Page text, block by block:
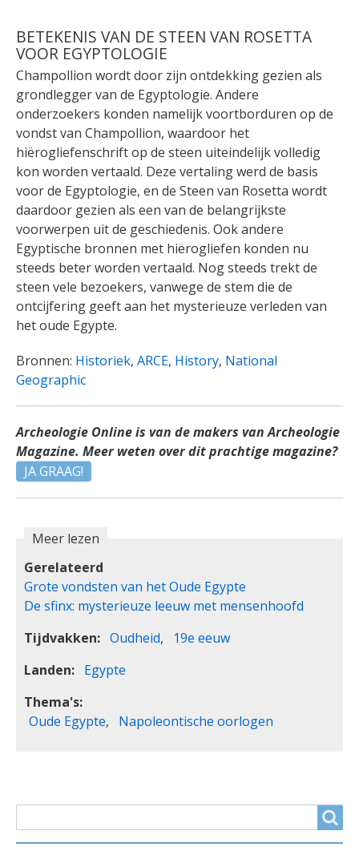
BETEKENIS VAN DE STEEN VAN ROSETTA
VOOR EGYPTOLOGIE
Champollion wordt door zijn ontdekking gezien als
grondlegger van de Egyptologie. Andere
onderzoekers konden namelijk voortborduren op de
vondst van Champollion, waardoor het
hiërogliefenschrift op de steen uiteindelijk volledig
kon worden vertaald. Deze vertaling werd de basis
voor de Egyptologie, en de Steen van Rosetta wordt
daardoor gezien als een van de belangrijkste
voorwerpen uit de geschiedenis. Ook andere
Egyptische bronnen met hiërogliefen konden nu
steeds beter worden vertaald. Nog steeds trekt de
steen vele bezoekers, vanwege de stem die de
ontcijfering geeft aan het mysterieuze verleden van
het oude Egypte.
Bronnen: Historiek, ARCE, History, National
Geographic
Archeologie Online is van de makers van Archeologie
Magazine. Meer weten over dit prachtige magazine?
JA GRAAG!
Meer lezen
Gerelateerd
Grote vondsten van het Oude Egypte
De sfinx: mysterieuze leeuw met mensenhoofd
Tijdvakken
Oudheid
19e eeuw
Landen
Egypte
Thema's
Oude Egypte
Napoleontische oorlogen